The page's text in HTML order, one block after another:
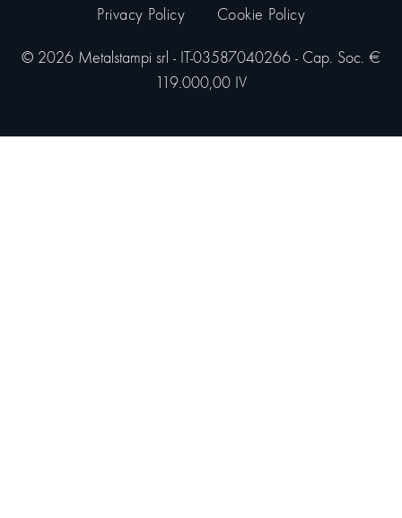
© 2026 Metalstampi srl - IT-03587040266 - Cap. Soc. €
119.000,00 IV
Privacy Policy Cookie Policy